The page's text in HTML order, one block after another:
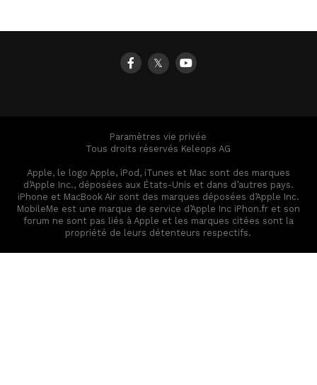
𝕏
Paramètres vie privée
Tous droits réservés Keleops AG
Apple, le logo Apple, iPod, iTunes et Mac sont des marques
d’Apple Inc., déposées aux États-Unis et dans d’autres pays.
iPhone et MacBook Air sont des marques déposées d’Apple Inc.
MobileMe est une marque de service d’Apple Inc iPhon.fr et son
forum ne sont pas liés à Apple et les marques citées sont la
propriété de leurs détenteurs respectifs.